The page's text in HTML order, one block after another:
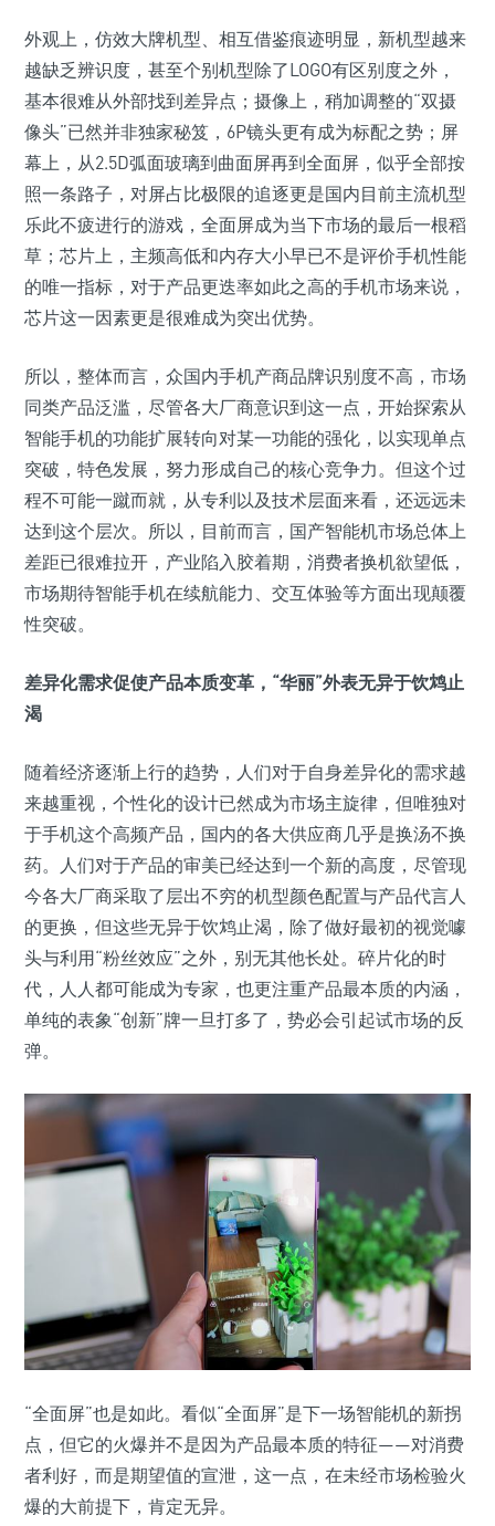
外观上，仿效大牌机型、相互借鉴痕迹明显，新机型越来
越缺乏辨识度，甚至个别机型除了LOGO有区别度之外，
基本很难从外部找到差异点；摄像上，稍加调整的“双摄
像头”已然并非独家秘笈，6P镜头更有成为标配之势；屏
幕上，从2.5D弧面玻璃到曲面屏再到全面屏，似乎全部按
照一条路子，对屏占比极限的追逐更是国内目前主流机型
乐此不疲进行的游戏，全面屏成为当下市场的最后一根稻
草；芯片上，主频高低和内存大小早已不是评价手机性能
的唯一指标，对于产品更迭率如此之高的手机市场来说，
芯片这一因素更是很难成为突出优势。
所以，整体而言，众国内手机产商品牌识别度不高，市场
同类产品泛滥，尽管各大厂商意识到这一点，开始探索从
智能手机的功能扩展转向对某一功能的强化，以实现单点
突破，特色发展，努力形成自己的核心竞争力。但这个过
程不可能一蹴而就，从专利以及技术层面来看，还远远未
达到这个层次。所以，目前而言，国产智能机市场总体上
差距已很难拉开，产业陷入胶着期，消费者换机欲望低，
市场期待智能手机在续航能力、交互体验等方面出现颠覆
性突破。
差异化需求促使产品本质变革，“华丽”外表无异于饮鸩止
渴
随着经济逐渐上行的趋势，人们对于自身差异化的需求越
来越重视，个性化的设计已然成为市场主旋律，但唯独对
于手机这个高频产品，国内的各大供应商几乎是换汤不换
药。人们对于产品的审美已经达到一个新的高度，尽管现
今各大厂商采取了层出不穷的机型颜色配置与产品代言人
的更换，但这些无异于饮鸩止渴，除了做好最初的视觉噱
头与利用“粉丝效应”之外，别无其他长处。碎片化的时
代，人人都可能成为专家，也更注重产品最本质的内涵，
单纯的表象“创新”牌一旦打多了，势必会引起试市场的反
弹。
“全面屏”也是如此。看似“全面屏”是下一场智能机的新拐
点，但它的火爆并不是因为产品最本质的特征——对消费
者利好，而是期望值的宣泄，这一点，在未经市场检验火
爆的大前提下，肯定无异。